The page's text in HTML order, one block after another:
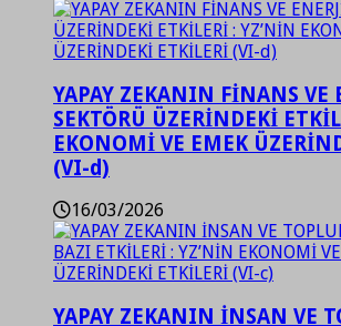
YAPAY ZEKANIN FİNANS VE
SEKTÖRÜ ÜZERİNDEKİ
EKONOMİ VE EMEK
(VI-d)
16/03/2026
YAPAY ZEKANIN İNSAN VE